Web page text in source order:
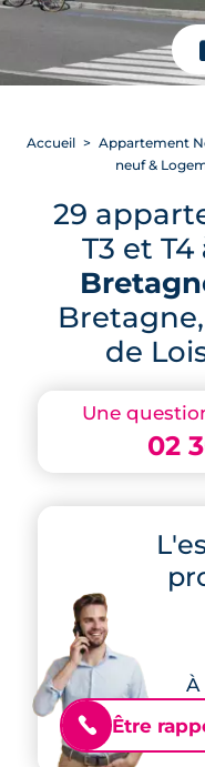
Une
02
À
📞 Être
Accueil
Appartement
neuf &
29
T3 et T4
de